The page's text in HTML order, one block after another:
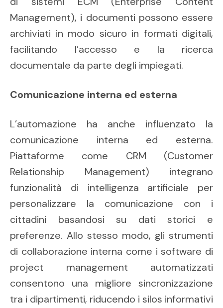
Management), i documenti possono essere
archiviati in modo sicuro in formati digitali,
facilitando l’accesso e la ricerca
documentale da parte degli impiegati.
Comunicazione interna ed esterna
L’automazione ha anche influenzato la
comunicazione interna ed esterna.
Piattaforme come CRM (Customer
Relationship Management) integrano
funzionalità di intelligenza artificiale per
personalizzare la comunicazione con i
cittadini basandosi su dati storici e
preferenze. Allo stesso modo, gli strumenti
di collaborazione interna come i software di
project management automatizzati
consentono una migliore sincronizzazione
tra i dipartimenti, riducendo i silos informativi